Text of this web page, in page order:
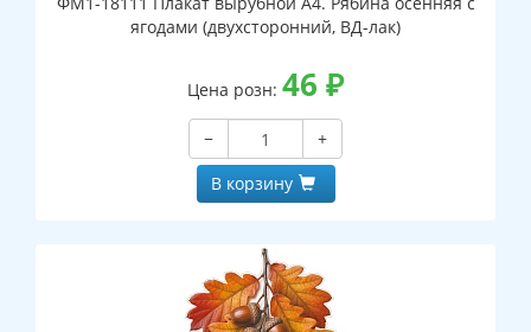
ягодами (двухсторонний, ВД-лак)
Цена розн: 46 ₽
−
+
В корзину